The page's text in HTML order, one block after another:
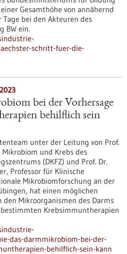
Gesamthöhe von annähernd
Tage bei den Akteuren des
BW ein.
schritt-fuer-die-
bei der Vorhersage
behilflich sein
unter der Leitung von Prof.
und Krebs des
(DKFZ) und Prof. Dr.
Professor für Klinische
Mikrobiomforschung an der
hat einen möglichen
den Mikroorganismen des Darms
Krebsimmuntherapien
das-darmmikrobiom-bei-der-
behilflich-sein-kann